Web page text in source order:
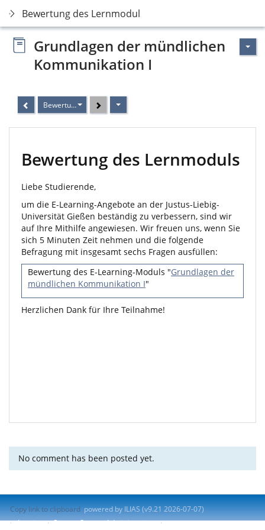
Bewertung des Lernmoduls
Grundlagen der mündlichen
Kommunikation I
Bewertung des Lernmoduls
Bewertung des Lernmoduls
Liebe Studierende,
um die E-Learning-Angebote an der Justus-Liebig-
Universität Gießen beständig zu verbessern, sind wir
auf Ihre Mithilfe angewiesen. Wir freuen uns, wenn Sie
sich 5 Minuten Zeit nehmen und die folgende
Befragung mit insgesamt sechs Fragen ausfüllen:
Bewertung des E-Learning-Moduls "Grundlagen der
mündlichen Kommunikation I"
Herzlichen Dank für Ihre Teilnahme!
No comment has been posted yet.
Copy link to clipboard powered by ILIAS (v9.21 2026-07-07)
Imprint
Contact System Administration